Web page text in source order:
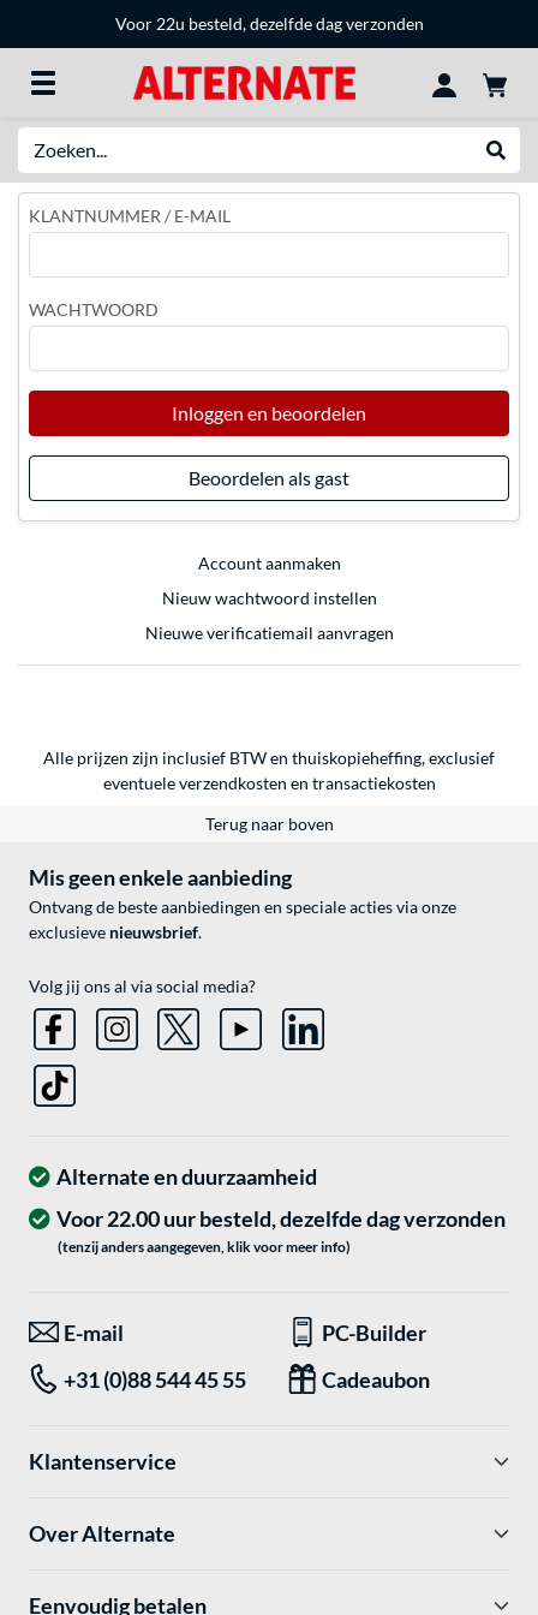
Voor 22u besteld, dezelfde dag verzonden
KLANTNUMMER / E-MAIL
WACHTWOORD
Inloggen en beoordelen
Beoordelen als gast
Account aanmaken
Nieuw wachtwoord instellen
Nieuwe verificatiemail aanvragen
Alle prijzen zijn inclusief BTW en thuiskopieheffing, exclusief
eventueleverzendkosten en transactiekosten
Terug naar boven
Mis geen enkele aanbieding
Ontvang de beste aanbiedingen en speciale acties via onze
exclusieve nieuwsbrief.
Volg jij ons al via social media?
Alternate en duurzaamheid
Voor 22.00 uur besteld, dezelfde dag verzonden
(tenzij anders aangegeven, klik voor meer info)
E-mail
PC-Builder
+31 (0)88 544 45 55
Cadeaubon
Klantenservice
Over Alternate
Eenvoudig betalen